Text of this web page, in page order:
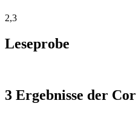
2,3
Leseprobe
3 Ergebnisse der